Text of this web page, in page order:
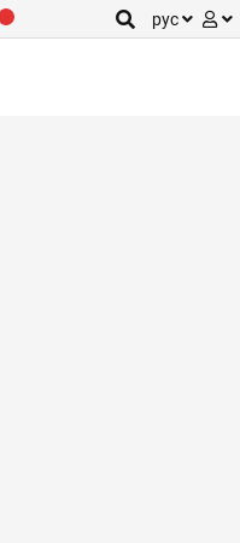
рус